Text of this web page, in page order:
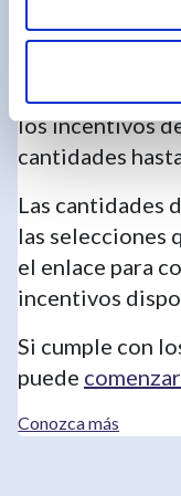
reconstruir
soluciones de
propietarios
los incentivos
cantidades
Las cantidades
las selecciones
el enlace para
incentivos
Si cumple con
puede
Conozca más